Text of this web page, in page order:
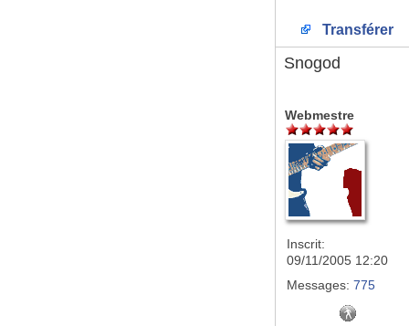
Transférer
Snogod
Webmestre
Inscrit:
09/11/2005 12:20
Messages: 775